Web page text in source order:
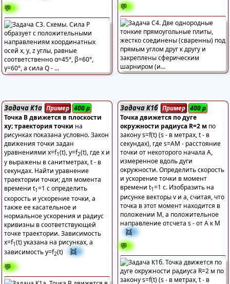
💬
💬
Задача К1а Пример 400р
Точка В движется в плоскости
xy; траектория точки на
рисунках показана условно. Закон
движения точки задан
уравнениями x=f1(t), y=f2(t), где x и
y выражены в санитметрах, t - в
секундах. Найти уравнение
траектории точки; для момента
времени t1=1 с определить
скорость и ускорение точки, а
также ее касательное и
нормальное ускорения и радиус
кривизны в соответствующей
точке траектории. Зависимость
x=f1(t) указана на рисунках, а
зависимость y=f2(t)
👯
💬
Задача К1б Пример 400р
Точка движется по дуге
окружности радиуса R=2 м по
закону s=f(t) (s - в метрах, t - в
секундах), где s=AM - расстояние
точки от некоторого начала А,
измеренное вдоль дуги
окружности. Определить скорость
и ускорение точки в момент
времени t1=1 с. Изобразить на
рисунке векторы v и a, считая, что
точка в этот момент находится в
положении М, а положительное
направление отсчета s - от А к М
👯
💬